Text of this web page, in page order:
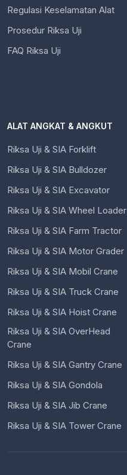
Regulasi Keselamatan Alat
Prosedur Riksa Uji
FAQ Riksa Uji
ALAT ANGKAT & ANGKUT
Riksa Uji & SIA Forklift
Riksa Uji & SIA Bulldozer
Riksa Uji & SIA Excavator
Riksa Uji & SIA Wheel Loader
Riksa Uji & SIA Farm Tractor
Riksa Uji & SIA Motor Grader
Riksa Uji & SIA Mobil Crane
Riksa Uji & SIA Truck Crane
Riksa Uji & SIA Hoist Crane
Riksa Uji & SIA OverHead
Crane
Riksa Uji & SIA Gantry Crane
Riksa Uji & SIA Gondola
Riksa Uji & SIA Jib Crane
Riksa Uji & SIA Tower Crane